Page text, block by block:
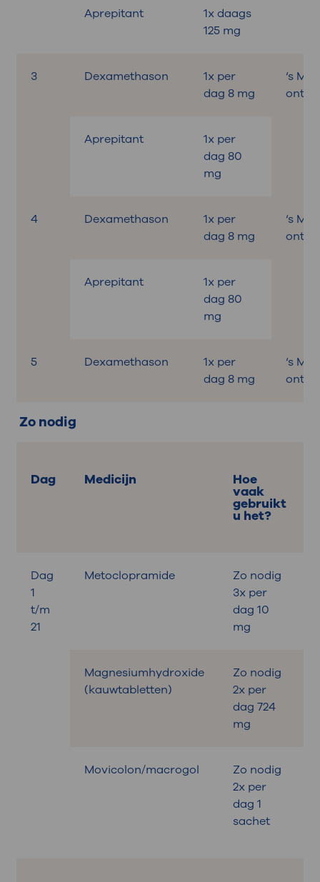
Aprepitant
1x daags
125 mg
3 Dexamethason
1x per
dag 8 mg
‘s
Aprepitant
1x per
dag 80
mg
4 Dexamethason
1x per
dag 8 mg
‘s
Aprepitant
1x per
dag 80
mg
5 Dexamethason
1x per
dag 8 mg
‘s
Zo nodig
Dag Medicijn Hoe
vaak
gebruikt
u het?
Dag
1
t/m
21
Metoclopramide
Zo nodig
3x per
dag 10
mg
Magnesiumhydroxide
(kauwtabletten)
Zo nodig
2x per
dag 724
mg
Movicolon/macrogol
Zo nodig
2x per
dag 1
sachet